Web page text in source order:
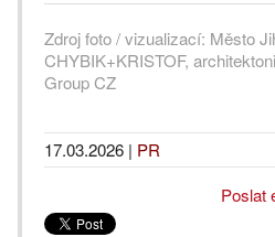
Zdroj foto / vizualizací: Město
CHYBIK+KRISTOF,
Group CZ
17.03.2026 | PR
Poslat